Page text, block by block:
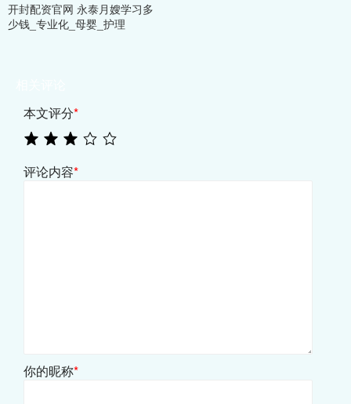
开封配资官网 永泰月嫂学习多
少钱_专业化_母婴_护理
本文评分*
评论内容*
你的昵称*